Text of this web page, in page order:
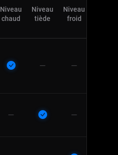
Niveau
chaud
Niveau
tiède
Niveau
froid
— —
— —